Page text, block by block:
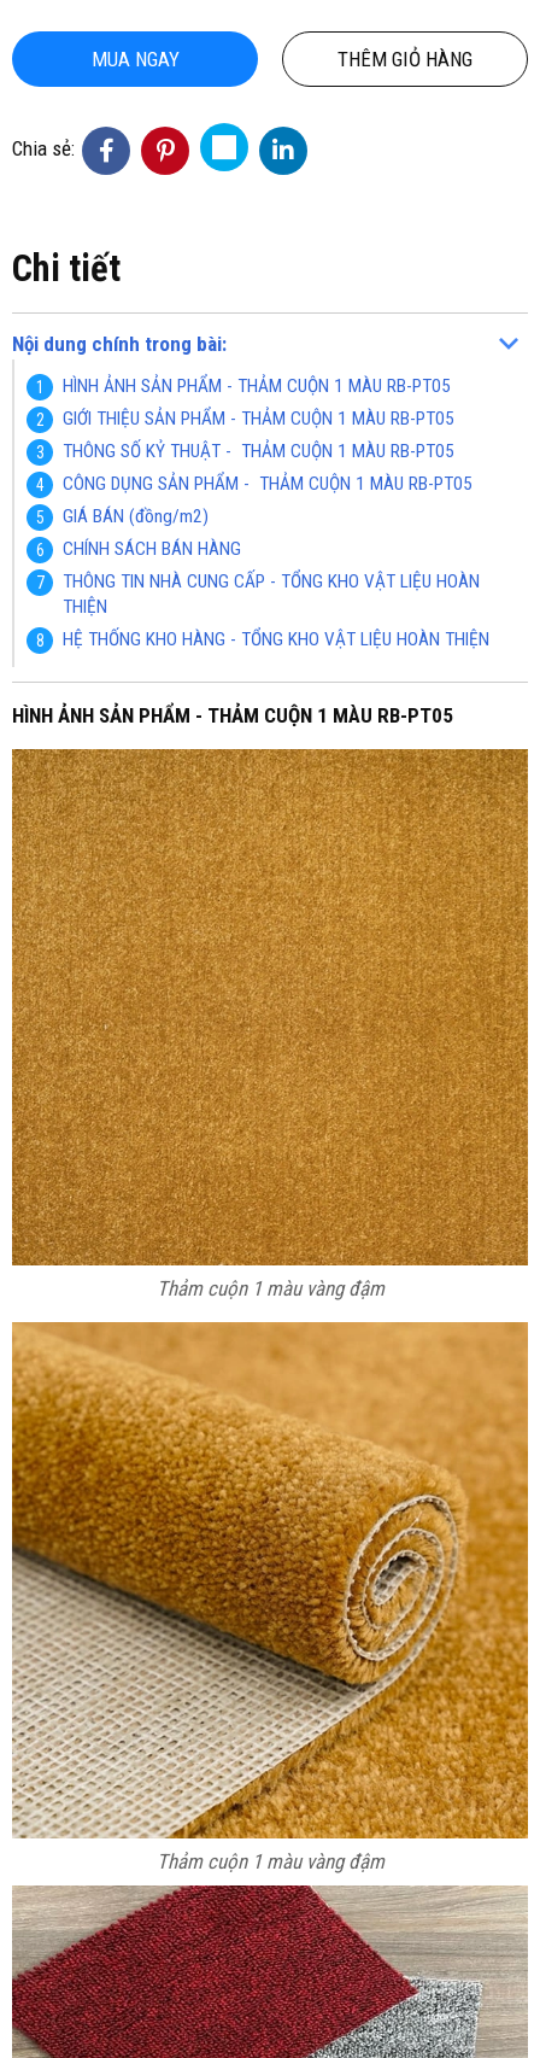
MUA NGAY THÊM GIỎ HÀNG
Chia sẻ:
Chi tiết
Nội dung chính trong bài:
HÌNH ẢNH SẢN PHẨM - THẢM CUỘN 1 MÀU RB-PT05
GIỚI THIỆU SẢN PHẨM - THẢM CUỘN 1 MÀU RB-PT05
THÔNG SỐ KỶ THUẬT - THẢM CUỘN 1 MÀU RB-PT05
CÔNG DỤNG SẢN PHẨM - THẢM CUỘN 1 MÀU RB-PT05
GIÁ BÁN (đồng/m2)
CHÍNH SÁCH BÁN HÀNG
THÔNG TIN NHÀ CUNG CẤP - TỔNG KHO VẬT LIỆU HOÀN
THIỆN
HỆ THỐNG KHO HÀNG - TỔNG KHO VẬT LIỆU HOÀN THIỆN
HÌNH ẢNH SẢN PHẨM - THẢM CUỘN 1 MÀU RB-PT05
Thảm cuộn 1 màu vàng đậm
Thảm cuộn 1 màu vàng đậm